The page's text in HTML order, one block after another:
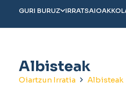
GURI BURUZ IRRATSAIOAK
Albisteak
Oiartzun Irratia Albisteak